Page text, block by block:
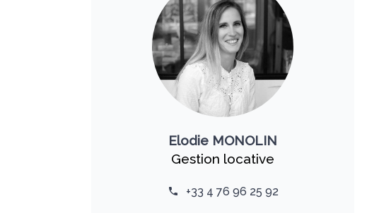
Elodie MONOLIN
Gestion locative
+33 4 76 96 25 92